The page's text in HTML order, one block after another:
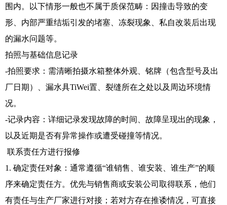
围内。以下情形一般也不属于质保范畴：因撞击导致的变
形、内部严重结垢引发的堵塞、冻裂现象、私自改装后出现
的漏水问题等。
拍照与基础信息记录
-拍照要求：需清晰拍摄水箱整体外观、铭牌（包含型号及出
厂日期）、漏水具TiWei置、裂缝所在之处以及周边环境情
况。
-记录内容：详细记录发现故障的时间、故障呈现出的现象，
以及近期是否有异常操作或遭受碰撞等情况。
联系责任方进行报修
1. 确定责任对象：通常遵循“谁销售、谁安装、谁生产”的顺
序来确定责任方。优先与销售商或安装公司取得联系，他们
有责任与生产厂家进行对接；若对方存在推诿情况，可直接